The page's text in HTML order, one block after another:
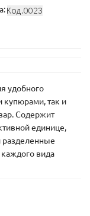
удобного
купюрами, так и
Содержит
единице,
разделенные
вида